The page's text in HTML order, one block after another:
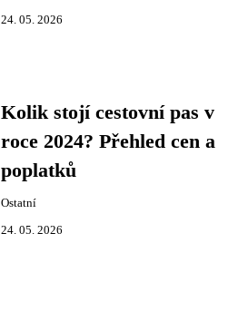
24. 05. 2026
Kolik stojí cestovní pas v
roce 2024? Přehled cen a
poplatků
Ostatní
24. 05. 2026